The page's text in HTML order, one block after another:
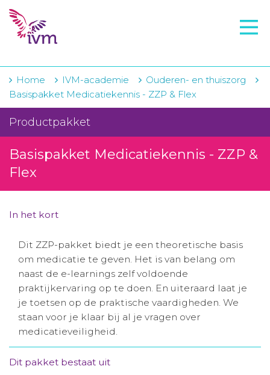
VMI
IVM-academie
Zorginstellingen
Voorschrijfgedrag
Projecten
Over IVM
Winkelwagentje
Aanmelden nieuwsbrief
Inloggen
Toegang leeromgeving
Home IVM-academie
Ouderen- en thuiszorg
Basispakket Medicatiekennis - ZZP & Flex
Productpakket
Basispakket Medicatiekennis - ZZP &
Flex
In het kort
Dit ZZP-pakket biedt je een theoretische basis
om medicatie te geven. Het is van belang om
naast de e-learnings zelf voldoende
praktijkervaring op te doen. En uiteraard laat je
je toetsen op de praktische vaardigheden. We
staan voor je klaar bij al je vragen over
medicatieveiligheid.
Dit pakket bestaat uit